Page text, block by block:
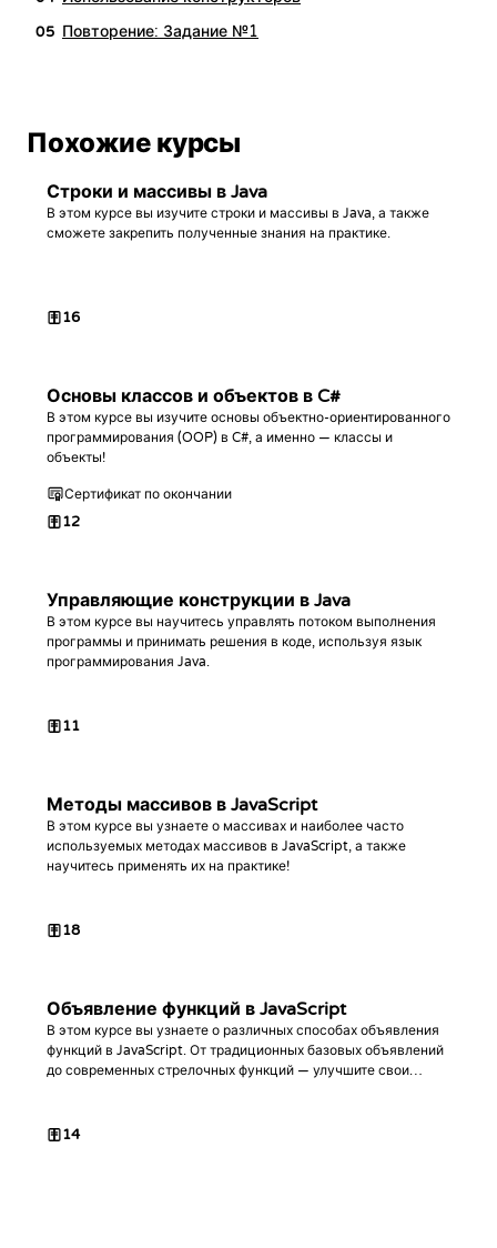
05 Повторение: Задание №1
Похожие курсы
Строки и массивы в Java
В этом курсе вы изучите строки и массивы в Java, а также
сможете закрепить полученные знания на практике.
16
Основы классов и объектов в C#
В этом курсе вы изучите основы объектно-ориентированного
программирования (OOP) в C#, а именно — классы и
объекты!
Сертификат по окончании
12
Управляющие конструкции в Java
В этом курсе вы научитесь управлять потоком выполнения
программы и принимать решения в коде, используя язык
программирования Java.
11
Методы массивов в JavaScript
В этом курсе вы узнаете о массивах и наиболее часто
используемых методах массивов в JavaScript, а также
научитесь применять их на практике!
18
Объявление функций в JavaScript
В этом курсе вы узнаете о различных способах объявления
функций в JavaScript. От традиционных базовых объявлений
до современных стрелочных функций — улучшите свои
14